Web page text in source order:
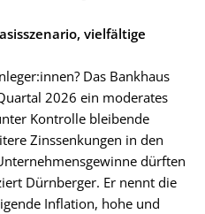
vielfältige
Das Bankhaus
2026 ein moderates
Kontrolle bleibende
Zinssenkungen in den
dürften
Dürnberger. Er nennt die
Inflation, hohe und